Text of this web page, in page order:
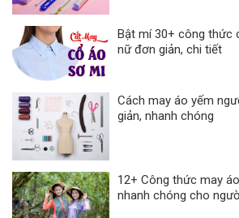
Bật mí 30+ công thức
nữ đơn giản, chi tiết
Cách may áo yếm
giản, nhanh chóng
12+ Công thức may
nhanh chóng cho